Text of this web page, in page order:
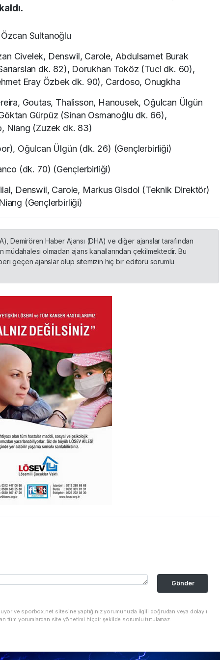
Sultanoğlu
Civelek, Denswil, Carole, Abdulsamet Burak
dk. 82), Dorukhan Toköz (Tuci dk. 60),
Eray Özbek dk. 90), Cardoso, Onugkha
Goutas, Thalisson, Hanousek, Oğulcan Ülgün
Gürpüz (Sinan Osmanoğlu dk. 66),
Niang (Zuzek dk. 83)
Oğulcan Ülgün (dk. 26) (Gençlerbirliği)
(dk. 70) (Gençlerbirliği)
Denswil, Carole, Markus Gisdol (Teknik Direktör)
(Gençlerbirliği)
Demirören Haber Ajansı (DHA) ve diğer ajanslar tarafından
olmadan ajans kanallarından çekilmektedir. Bu
geçen ajanslar olup sitemizin hiç bir editörü sorumlu
Gönder
ve sporbox.net sitesine yaptığınız yorumunuzla ilgili doğrudan veya dolaylı
tüm yorumlardan site yönetimi hiçbir şekilde sorumlu tutulamaz.